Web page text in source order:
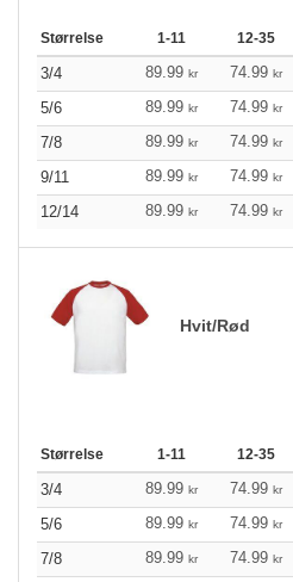
Størrelse 1-11 12-35
3/4 89.99 kr 74.99 kr
5/6
89.99 kr 74.99 kr
7/8
89.99 kr 74.99 kr
9/11
89.99 kr 74.99 kr
12/14
89.99 kr 74.99 kr
Hvit/Rød
Størrelse 1-11 12-35
3/4 89.99 kr 74.99 kr
5/6
89.99 kr 74.99 kr
7/8
89.99 kr 74.99 kr